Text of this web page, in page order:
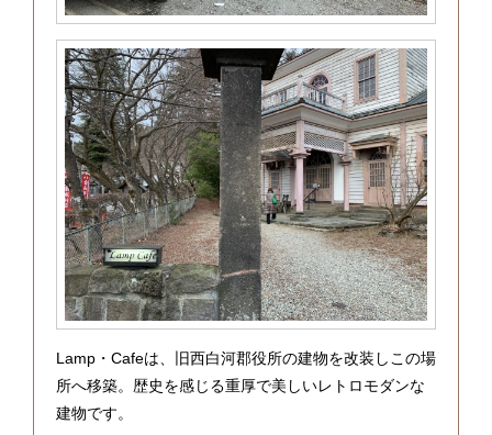
Lamp・Cafeは、旧西白河郡役所の建物を改装しこの場
所へ移築。歴史を感じる重厚で美しいレトロモダンな
建物です。